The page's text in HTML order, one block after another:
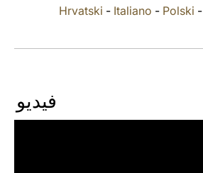
Hrvatski - Italiano - Polski -
فيديو